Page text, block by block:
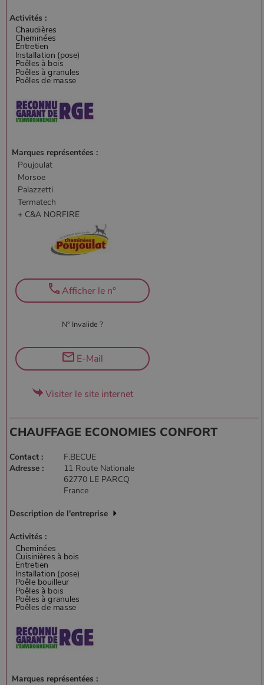
Activités :
Marques représentées :
Poujoulat
Morsoe
Palazzetti
Termatech
+ C&A NORFIRE
N° Invalide ?
Afficher le n°
E-Mail
Visiter le site internet
CHAUFFAGE ECONOMIES CONFORT
Contact :
F.BECUE
Adresse :
11 Route Nationale
62770 LE PARCQ
France
Description de l'entreprise
Activités :
Marques représentées :